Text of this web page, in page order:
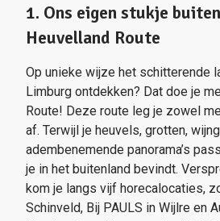
1. Ons eigen stukje
Heuvelland Route
Op unieke wijze het schitterende
Limburg ontdekken? Dat doe je
Route! Deze route leg je zowel
af. Terwijl je heuvels, grotten,
adembenemende panorama’s
je in het buitenland bevindt.
kom je langs vijf horecalocaties,
Schinveld, Bij PAULS in Wijlre en